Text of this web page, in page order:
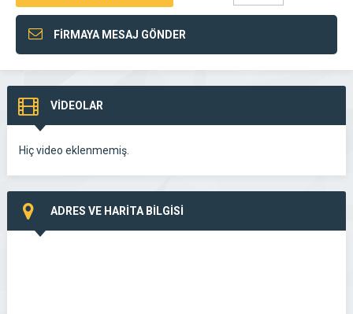
FİRMAYA MESAJ GÖNDER
VİDEOLAR
Hiç video eklenmemiş.
ADRES VE HARİTA BİLGİSİ